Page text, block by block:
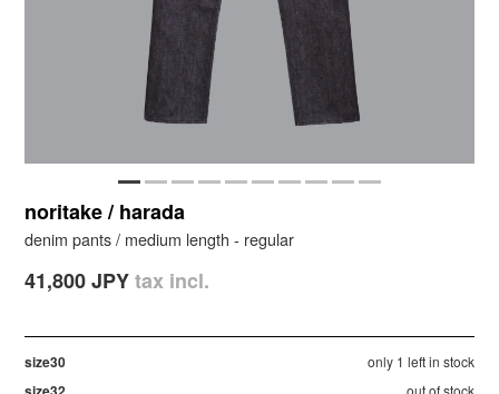
noritake / harada
denim pants / medium length - regular
41,800 JPYtax incl.
size30 only 1 left in stock